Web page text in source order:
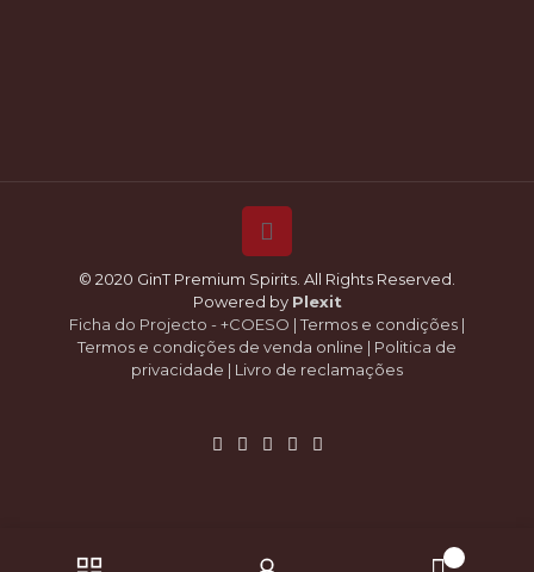
© 2020 GinT Premium Spirits. All Rights Reserved.
Powered by Plexit
Ficha do Projecto - +COESO |Termos e condições |
Termos e condições de venda online | Politica de
privacidade | Livro de reclamações